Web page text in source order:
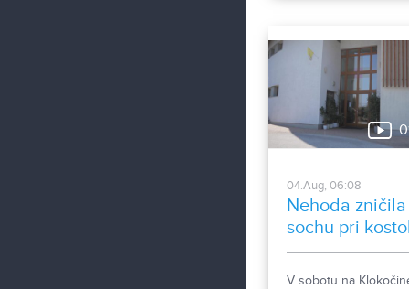
zachovalé písomné
dokumenty z nášho
územia. Areál spája
dvoch rehoľných
Viete, ktoré sú to? :)
04.Aug, 06:08
Nehoda zničila
sochu pri
V sobotu na